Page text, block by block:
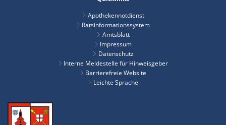
Apothekennotdienst
Ratsinformationssystem
Amtsblatt
Impressum
Datenschutz
Interne Meldestelle für Hinweisgeber
Barrierefreie Website
Leichte Sprache